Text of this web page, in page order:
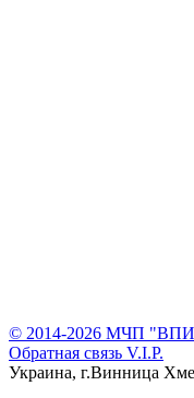
© 2014-2026 МЧП
Обратная связь V.I.P.
Украина, г.Винница